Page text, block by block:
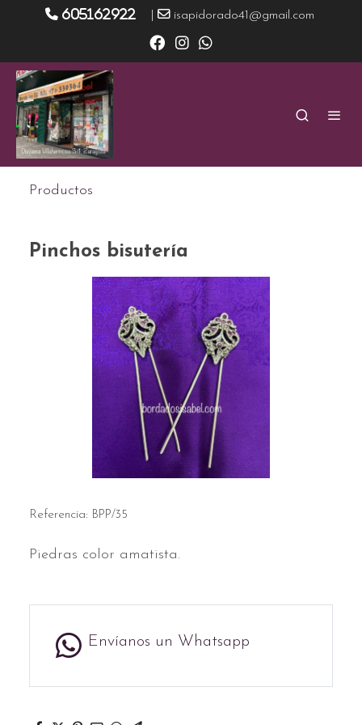
605162922 isapidorado41@gmail.com
Productos
Pinchos bisutería
Referencia: BPP/35
Piedras color amatista.
Envíanos un Whatsapp